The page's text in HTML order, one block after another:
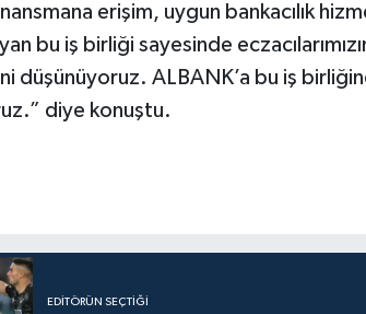
erişim, uygun bankacılık
bu iş birliği sayesinde
düşünüyoruz. ALBANK’a bu iş
diye konuştu.
EDITÖRÜN SEÇTIĞI